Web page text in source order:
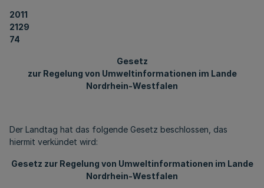
2011
2129
74
Gesetz
zur Regelung von Umweltinformationen im Lande
Nordrhein-Westfalen
Der Landtag hat das folgende Gesetz beschlossen, das
hiermit verkündet wird:
Gesetz zur Regelung von Umweltinformationen im Lande
Nordrhein-Westfalen